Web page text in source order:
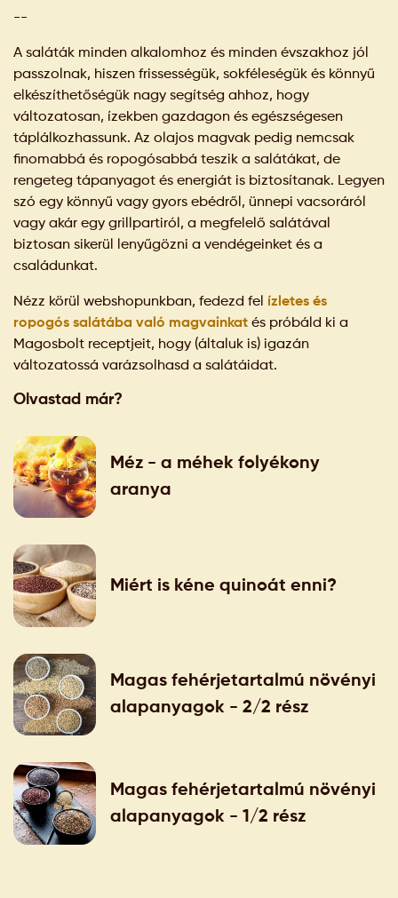
--
A saláták minden alkalomhoz és minden évszakhoz jól
passzolnak, hiszen frissességük, sokféleségük és könnyű
elkészíthetőségük nagy segítség ahhoz, hogy
változatosan, ízekben gazdagon és egészségesen
táplálkozhassunk. Az olajos magvak pedig nemcsak
finomabbá és ropogósabbá teszik a salátákat, de
rengeteg tápanyagot és energiát is biztosítanak. Legyen
szó egy könnyű vagy gyors ebédről, ünnepi vacsoráról
vagy akár egy grillpartiról, a megfelelő salátával
biztosan sikerül lenyűgözni a vendégeinket és a
családunkat.
Nézz körül webshopunkban, fedezd fel ízletes és
ropogós salátába való magvainkat és próbáld ki a
Magosbolt receptjeit, hogy (általuk is) igazán
változatossá varázsolhasd a salátáidat.
Olvastad már?
Méz - a méhek folyékony
aranya
Miért is kéne quinoát enni?
Magas fehérjetartalmú növényi
alapanyagok - 2/2 rész
Magas fehérjetartalmú növényi
alapanyagok - 1/2 rész